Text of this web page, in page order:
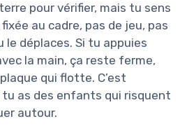
pour vérifier, mais tu sens
au cadre, pas de jeu, pas
déplaces. Si tu appuies
la main, ça reste ferme,
qui flotte. C’est
as des enfants qui risquent
autour.